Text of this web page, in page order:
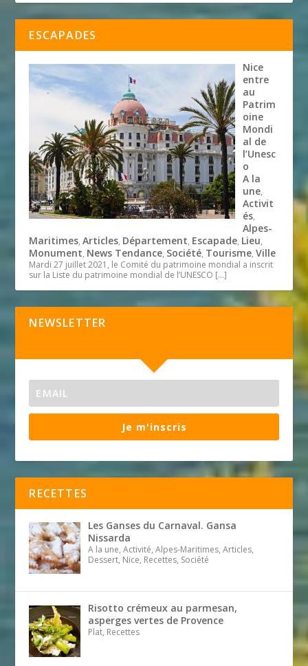
ESCAPADES
Nice
entre
au
Patrim
oine
Mondi
al de
l’Unesc
o
A la
une,
Activit
és,
Alpes-
Maritimes,Articles, Département, Escapade, Lieu,
Monument, News Tendance, Société, Tourisme,Ville
Mardi 27 juillet 2021, le Comité du patrimoine mondial a inscrit
sur la Liste du patrimoine mondial de l’UNESCO […]
NEWSLETTER
Je m'inscris
RECETTES
Les Ganses du Carnaval. Gansa
Nissarda
A la une, Activité, Alpes-Maritimes, Articles,
Dessert, Nice, Recettes, Société
Risotto crémeux au parmesan,
asperges vertes de Provence
Plat, Recettes